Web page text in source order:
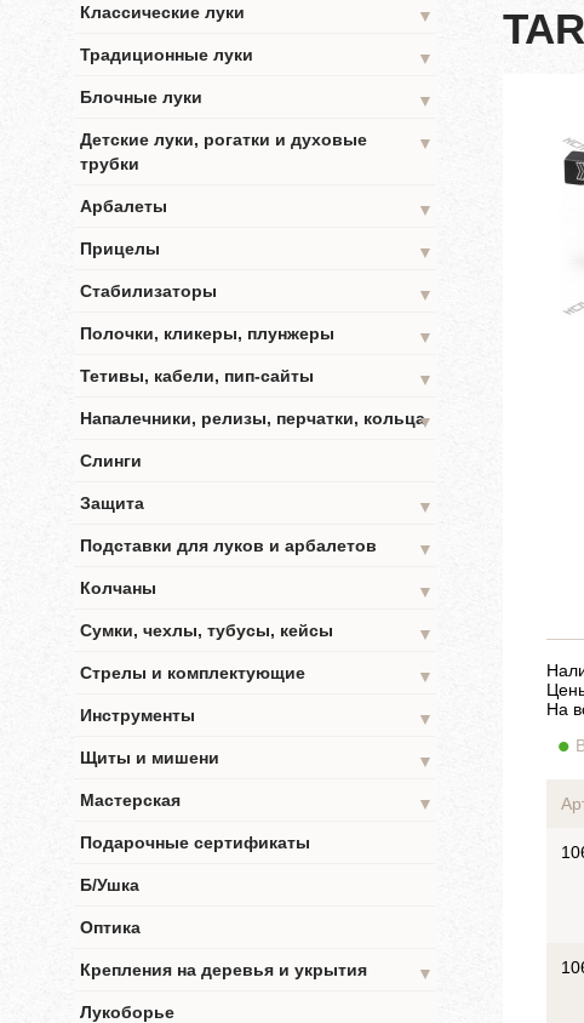
Классические луки
▼
Традиционные луки
▼
Блочные луки
▼
Детские луки, рогатки и духовые
трубки
▼
Арбалеты
▼
Прицелы
▼
Стабилизаторы
▼
Полочки, кликеры, плунжеры
▼
Тетивы, кабели, пип-сайты
▼
Напалечники, релизы, перчатки, кольца▼
Слинги
Защита
▼
Подставки для луков и арбалетов
▼
Колчаны
▼
Сумки, чехлы, тубусы, кейсы
▼
Стрелы и комплектующие
▼
Инструменты
▼
Щиты и мишени
▼
Мастерская
▼
Подарочные сертификаты
Б/Ушка
Оптика
Крепления на деревья и укрытия
▼
Лукоборье
На